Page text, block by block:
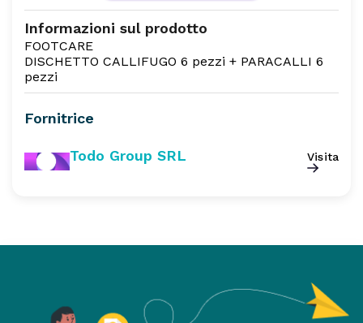
Informazioni sul prodotto
FOOTCARE
DISCHETTO CALLIFUGO 6 pezzi + PARACALLI 6
pezzi
Fornitrice
Todo Group SRL Visita